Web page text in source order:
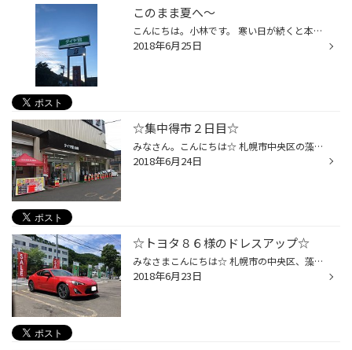
このまま夏へ～
こんにちは。小林です。 寒い日が続くと本当に嫌になっちゃいますよね。 日中もそうですが、朝晩冷えるのは正直身体にこたえます。 むしむし暑いのも嫌なので、25度くらいがづっと続けばいいな・・・・と思う今日この頃です。 ☆７/１迄、タイヤ館の決算セールやってます～！！
2018年6月25日
☆集中得市２日目☆
みなさん。こんにちは☆ 札幌市中央区の藻岩山下にあるタイヤ館山鼻です。 暑くなるかと思えば急に寒くなったり体調管理が難しい天気が続いていますね・・・・ 昨日からはじまりました集中得市！ 本日もたくさんのご来店を頂いております！ フリード様 レグノGR-XIとアライメント+TPMSのお取付❤ キュ...
2018年6月24日
☆トヨタ８６様のドレスアップ☆
みなさまこんにちは☆ 札幌市の中央区、藻岩山下にあるタイヤ館山鼻店です。 先日、トヨタ８６様にドレアップをさせていただきました！ その模様をご紹介いたします♬ ピットにご入庫前の８６様。ノーマル車高とも今日でお別れ。 車高調は当店おなじみのクスコ！ストリートZERO Aです❤ オーナー様から...
2018年6月23日